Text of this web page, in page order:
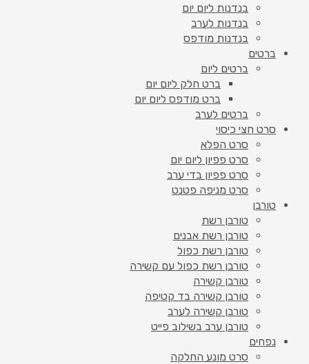
בנדנות ליום יום
בנדנות לערב
בנדנות מודפס
ברטים
ברטים ליום
ברט חלק ליום יום
ברט מודפס ליום יום
ברטים לערב
סרט חצי כיסוי
סרט הפלא
סרט פפיון ליום יום
סרט פפיון בדי ערב
סרט מניפה פטנט
טורבן
טורבן רשת
טורבן רשת אבנים
טורבן רשת כפול
טורבן רשת כפול עם קשירה
טורבן קשירה
טורבן קשירה בד קטיפה
טורבן קשירה לערב
טורבן ערב בשילוב פייט
נפחים
סרט מונע החלקה